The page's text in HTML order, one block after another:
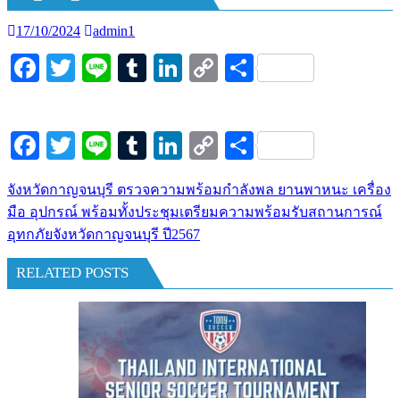
17/10/2024 admin1
Facebook
TwitterLineTumblrLinkedIn
CopyShare
Facebook
TwitterLineTumblrLinkedIn
Copy
Link
Share
แนะแนว
เรื่อง
จังหวัดกาญจนบุรี ตรวจความพร้อมกำลังพล ยานพาหนะ เครื่อง
มือ อุปกรณ์ พร้อมทั้งประชุมเตรียมความพร้อมรับสถานการณ์
อุทกภัยจังหวัดกาญจนบุรี ปี2567
RELATED POSTS